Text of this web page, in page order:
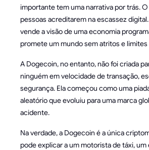
importante tem uma narrativa por trás. O
pessoas acreditarem na escassez
vende a visão de uma economia
promete um mundo sem atritos e
A Dogecoin, no entanto, não foi criada
ninguém em velocidade de transação,
segurança. Ela começou como uma
aleatório que evoluiu para uma marca
acidente.
Na verdade, a Dogecoin é a única
pode explicar a um motorista de táxi,